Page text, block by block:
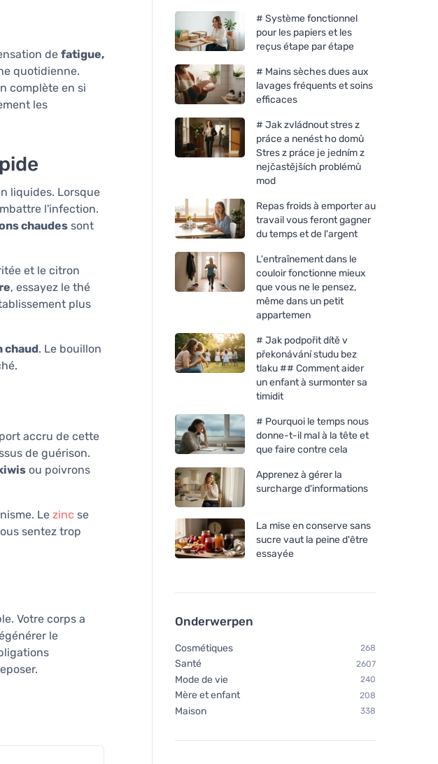
de fatigue,
quotidienne.
complète en si
les
liquides. Lorsque
l'infection.
chaudes sont
et le citron
, essayez le thé
plus
chaud. Le bouillon
accru de cette
de guérison.
ou poivrons
Le zinc se
sentez trop
Votre corps a
le
# Système fonctionnel
pour les papiers et les
reçus étape par étape
# Mains sèches dues aux
lavages fréquents et soins
efficaces
# Jak zvládnout stres z
práce a nenést ho domů
Stres z práce je jedním z
nejčastějších problémů
mod
Repas froids à emporter au
travail vous feront gagner
du temps et de l'argent
L'entraînement dans le
couloir fonctionne mieux
que vous ne le pensez,
même dans un petit
appartemen
# Jak podpořit dítě v
překonávání studu bez
tlaku ## Comment aider
un enfant à surmonter sa
timidit
# Pourquoi le temps nous
donne-t-il mal à la tête et
que faire contre cela
Apprenez à gérer la
surcharge d'informations
La mise en conserve sans
sucre vaut la peine d'être
essayée
Onderwerpen
Cosmétiques 268
Santé 2607
Mode de vie 240
Mère et enfant 208
Maison 338